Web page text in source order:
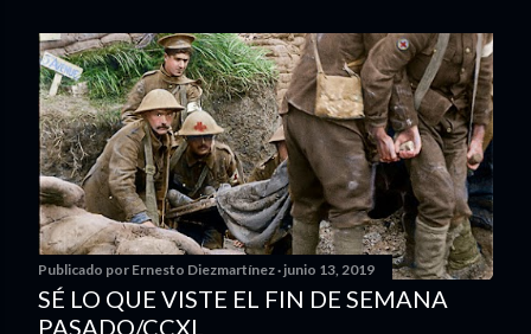
Publicado por Ernesto Diezmartínez junio 13, 2019
SÉ LO QUE VISTE EL FIN DE SEMANA
PASADO/CCXL